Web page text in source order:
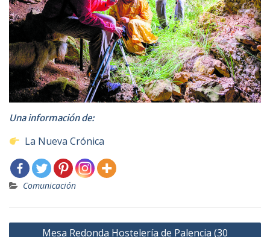
Una información de:
La Nueva Crónica
Comunicación
Navegación
Mesa Redonda Hostelería de Palencia (30